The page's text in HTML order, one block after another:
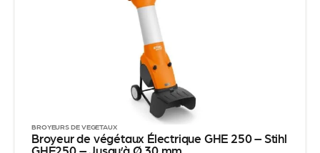
BROYEURS DE VÉGÉTAUX
Broyeur de végétaux Électrique GHE 250 – Stihl
GHE250 – Jusqu’à Ø 30 mm